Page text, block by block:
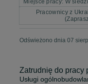
Miejsce pracy: W
Pracownicy z
Odświeżono dnia 07
Zatrudnię do pracy
Usługi